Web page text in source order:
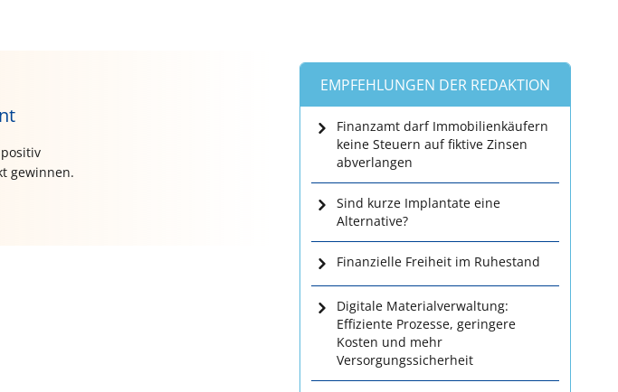
gewinnen.
EMPFEHLUNGEN DER REDAKTION
Finanzamt darf Immobilienkäufern
keine Steuern auf fiktive Zinsen
abverlangen
Sind kurze Implantate eine
Alternative?
Finanzielle Freiheit im Ruhestand
Digitale Materialverwaltung:
Effiziente Prozesse, geringere
Kosten und mehr
Versorgungssicherheit